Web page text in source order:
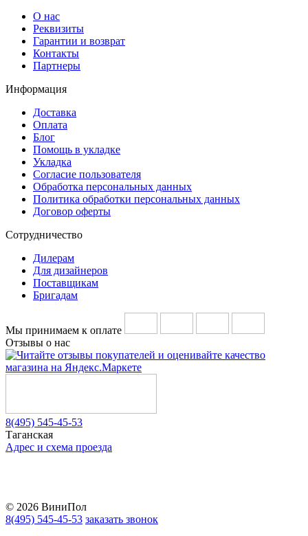
О нас
Реквизиты
Гарантии и возврат
Контакты
Партнеры
Информация
Доставка
Оплата
Блог
Помощь в укладке
Укладка
Согласие пользователя
Обработка персональных данных
Политика обработки персональных данных
Договор оферты
Сотрудничество
Дилерам
Для дизайнеров
Поставщикам
Бригадам
Мы принимаем к оплате
Отзывы о нас
8(495) 545-45-53
Таганская
Адрес и схема проезда
© 2026 ВиниПол
8(495) 545-45-53 заказать звонок